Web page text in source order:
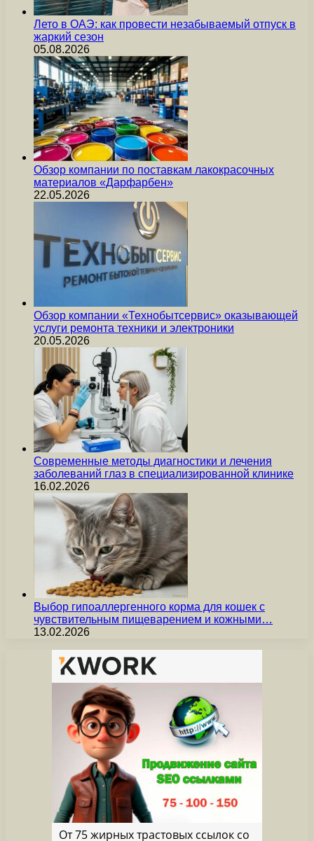
Лето в ОАЭ: как провести незабываемый отпуск в
жаркий сезон
05.08.2026
Обзор компании по поставкам лакокрасочных
материалов «Дарфарбен»
22.05.2026
Обзор компании «Технобытсервис» оказывающей
услуги ремонта техники и электроники
20.05.2026
Современные методы диагностики и лечения
заболеваний глаз в специализированной клинике
16.02.2026
Выбор гипоаллергенного корма для кошек с
чувствительным пищеварением и кожными…
13.02.2026